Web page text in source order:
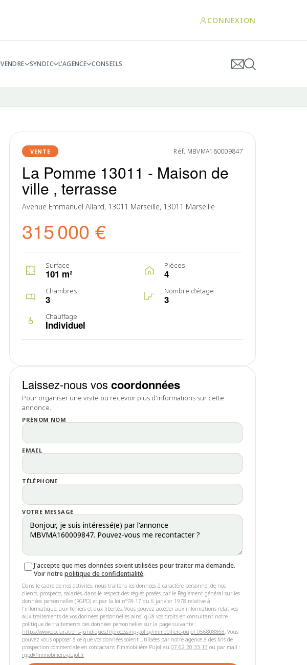
CONNEXION
VENDRE SYNDIC L'AGENCE CONSEILS
VENTE Réf. MBVMA160009847
La Pomme 13011 - Maison de
ville , terrasse
Avenue Emmanuel Allard, 13011 Marseille, 13011 Marseille
315 000 €
Surface
101 m²
Pièces
4
Chambres
3
Nombre d'étage
3
Chauffage
Individuel
Laissez-nous voscoordonnées
Pour organiser une visite ou recevoir plus d'informations sur cette
annonce.
PRÉNOM NOM
EMAIL
TÉLÉPHONE
VOTRE MESSAGE
J'accepte que mes données soient utilisées pour traiter ma demande.
Voir notrepolitique de confidentialité.
Dans le cadre de nos activités, nous traitons les données à caractère personnel de nos
clients, prospects, salariés, dans le respect des règles posées par le Règlement général sur les
données personnelles (RGPD) et par la loi n°78-17 du 6 janvier 1978 relative à
l'informatique, aux fichiers et aux libertés. Vous pouvez accéder aux informations relatives
aux traitements de vos données personnelles ainsi qu'à vos droits en consultant notre
politique de traitements des données personnelles sur la page suivante :
https://www.declarations-juridiques.fr/processing-policy/immobiliere-pujol_056808868. Vous
pouvez vous opposer à ce que vos données soient utilisées par notre agence à des fins de
prospection commerciale en contactant l'Immobilière Pujol au07 62 20 33 13 ou par mail :
rgpd@immobiliere-pujol.fr